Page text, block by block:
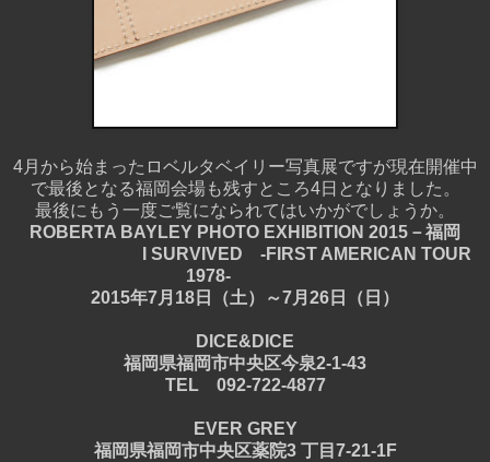
4月から始まったロベルタベイリー写真展ですが現在開催中
で最後となる福岡会場も残すところ4日となりました。
最後にもう一度ご覧になられてはいかがでしょうか。
ROBERTA BAYLEY PHOTO EXHIBITION 2015－福岡
I SURVIVED -FIRST AMERICAN TOUR
1978-
2015年7月18日（土）～7月26日（日）
DICE&DICE
福岡県福岡市中央区今泉2-1-43
TEL 092-722-4877
EVER GREY
福岡県福岡市中央区薬院3 丁目7-21-1F